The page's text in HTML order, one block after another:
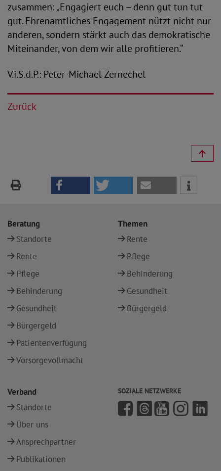
zusammen: „Engagiert euch – denn gut tun tut
gut. Ehrenamtliches Engagement nützt nicht nur
anderen, sondern stärkt auch das demokratische
Miteinander, von dem wir alle profitieren.“
V.i.S.d.P.: Peter-Michael Zernechel
Zurück
Beratung
Standorte
Rente
Pflege
Behinderung
Gesundheit
Bürgergeld
Patientenverfügung
Vorsorgevollmacht
Themen
Rente
Pflege
Behinderung
Gesundheit
Bürgergeld
Verband
Standorte
Über uns
Ansprechpartner
Publikationen
SOZIALE NETZWERKE